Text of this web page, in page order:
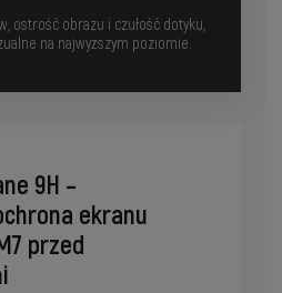
ostrość obrazu i czułość dotyku,
na najwyższym poziomie.
9H –
ekranu
przed